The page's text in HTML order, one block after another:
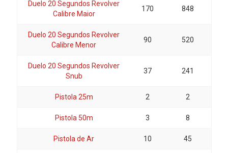
Duelo 20 Segundos Revolver
Calibre Maior
170 848
Duelo 20 Segundos Revolver
Calibre Menor
90 520
Duelo 20 Segundos Revolver
Snub
37 241
Pistola 25m 2 2
Pistola 50m 3 8
Pistola de Ar 10 45